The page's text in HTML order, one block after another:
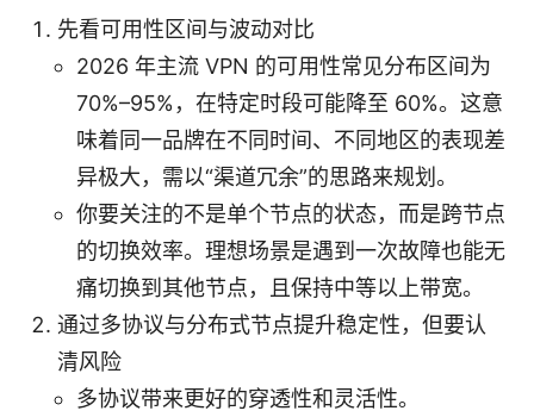
先看可用性区间与波动对比
2026 年主流 VPN 的可用性常见分布区间为
70%–95%，在特定时段可能降至 60%。这意
味着同一品牌在不同时间、不同地区的表现差
异极大，需以“渠道冗余”的思路来规划。
你要关注的不是单个节点的状态，而是跨节点
的切换效率。理想场景是遇到一次故障也能无
痛切换到其他节点，且保持中等以上带宽。
通过多协议与分布式节点提升稳定性，但要认
清风险
多协议带来更好的穿透性和灵活性。